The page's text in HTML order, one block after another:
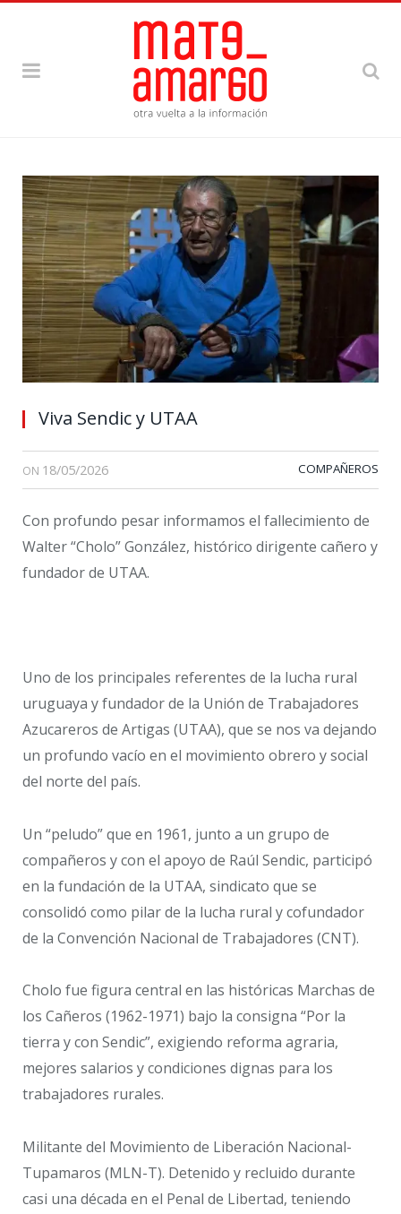
Viva Sendic y UTAA
ON 18/05/2026 COMPAÑEROS
Con profundo pesar informamos el fallecimiento de
Walter “Cholo” González, histórico dirigente cañero y
fundador de UTAA.
Uno de los principales referentes de la lucha rural
uruguaya y fundador de la Unión de Trabajadores
Azucareros de Artigas (UTAA), que se nos va dejando
un profundo vacío en el movimiento obrero y social
del norte del país.
Un “peludo” que en 1961, junto a un grupo de
compañeros y con el apoyo de Raúl Sendic, participó
en la fundación de la UTAA, sindicato que se
consolidó como pilar de la lucha rural y cofundador
de la Convención Nacional de Trabajadores (CNT).
Cholo fue figura central en las históricas Marchas de
los Cañeros (1962-1971) bajo la consigna “Por la
tierra y con Sendic”, exigiendo reforma agraria,
mejores salarios y condiciones dignas para los
trabajadores rurales.
Militante del Movimiento de Liberación Nacional-
Tupamaros (MLN-T). Detenido y recluido durante
casi una década en el Penal de Libertad, teniendo